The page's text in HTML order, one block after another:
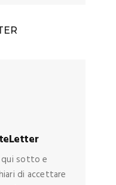
qui sotto e
di accettare